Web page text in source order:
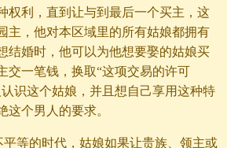
权利，直到让与到最后一个买主，这
主，他对本区域里的所有姑娘都拥有
结婚时，他可以为他想要娶的姑娘买
交一笔钱，换取“这项交易的许可
识这个姑娘，并且想自己享用这种特
这个男人的要求。
等的时代，姑娘如果让贵族、领主或